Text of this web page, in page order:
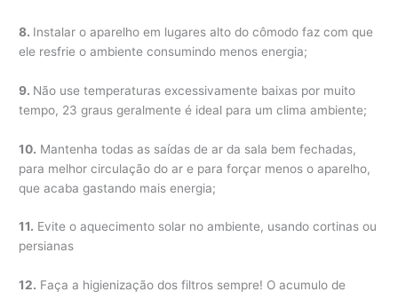
8. Instalar o aparelho em lugares alto do cômodo faz com que
ele resfrie o ambiente consumindo menos energia;
9. Não use temperaturas excessivamente baixas por muito
tempo, 23 graus geralmente é ideal para um clima ambiente;
10. Mantenha todas as saídas de ar da sala bem fechadas,
para melhor circulação do ar e para forçar menos o aparelho,
que acaba gastando mais energia;
11. Evite o aquecimento solar no ambiente, usando cortinas ou
persianas
12. Faça a higienização dos filtros sempre! O acumulo de